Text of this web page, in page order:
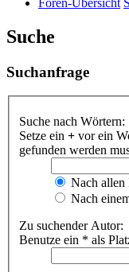
Suche
Suchanfrage
Suche nach Wörtern:
Setze ein + vor ein
gefunden werden
Nach allen
Nach
Zu suchender Autor:
Benutze ein * als